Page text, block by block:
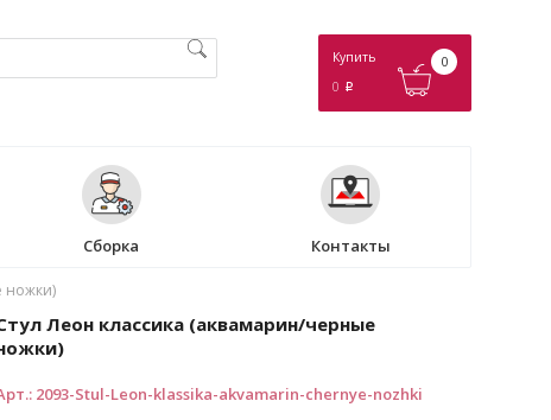
Купить
0 p
0
Сборка Контакты
ножки)
Леон классика (аквамарин/черные
: 2093-Stul-Leon-klassika-akvamarin-chernye-nozhki